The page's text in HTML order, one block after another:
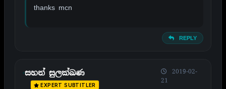
thanks mcn
REPLY
සහන් සුලක්ඛණ
EXPERT SUBTITLER
2019-02-
21